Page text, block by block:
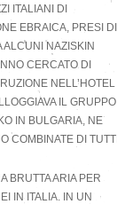
ITALIANI DI
EBRAICA, PRESI DI
ALCUNI NAZISKIN
CERCATO DI
NELL’HOTEL
IL GRUPPO
IN BULGARIA, NE
COMBINATE DI TUTTI
BRUTTA ARIA PER
IN ITALIA. IN UN